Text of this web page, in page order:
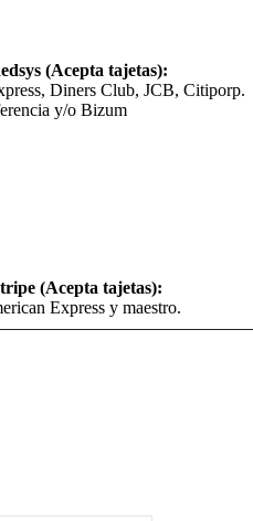
(Acepta tajetas):
Diners Club, JCB, Citiporp.
y/o Bizum
(Acepta tajetas):
Express y maestro.